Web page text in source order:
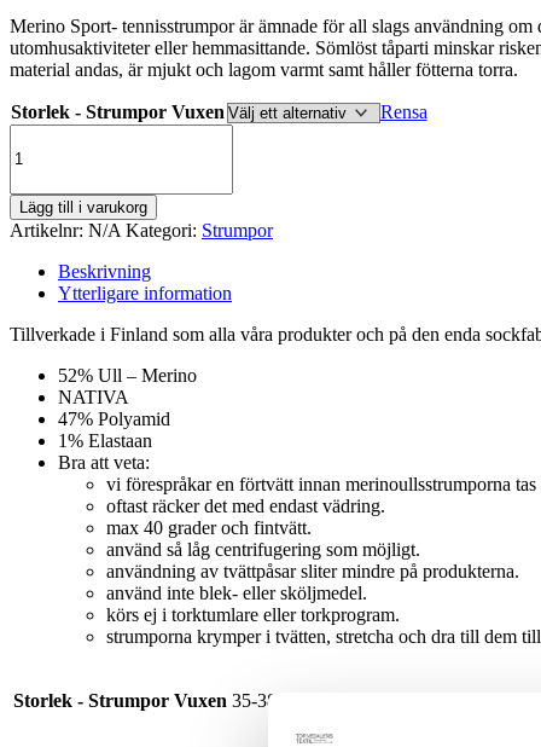
Merino Sport- tennisstrumpor är ämnade för all slags användning om
utomhusaktiviteter eller hemmasittande. Sömlöst tåparti minskar
material andas, är mjukt och lagom varmt samt håller fötterna torra.
Storlek - Strumpor Vuxen
Rensa
/
Beigebrun
mängd
Lägg till i varukorg
Artikelnr: N/A Kategori: Strumpor
Beskrivning
Ytterligare information
Tillverkade i Finland som alla våra produkter och på den enda
52% Ull – Merino
NATIVA
47% Polyamid
1% Elastaan
Bra att veta:
vi förespråkar en förtvätt innan merinoullsstrumporna
oftast räcker det med endast vädring.
max 40 grader och fintvätt.
använd så låg centrifugering som möjligt.
användning av tvättpåsar sliter mindre på produkterna.
använd inte blek- eller sköljmedel.
körs ej i torktumlare eller torkprogram.
strumporna krymper i tvätten, stretcha och dra till dem
Storlek - Strumpor Vuxen 35-38, 39-42, 43-46